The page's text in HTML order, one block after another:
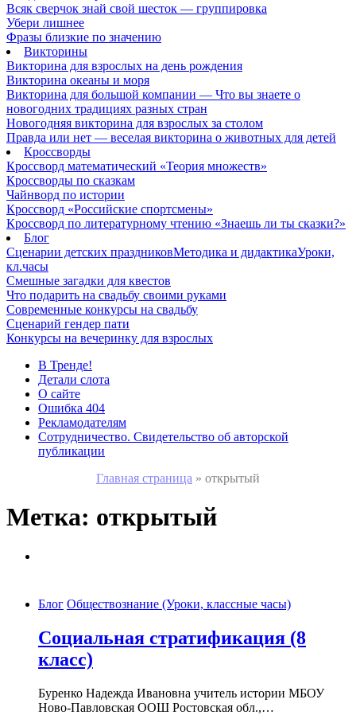
Всяк сверчок знай свой шесток — группировка
Убери лишнее
Фразы близкие по значению
Викторины
Викторина для взрослых на день рождения
Викторина океаны и моря
Викторина для большой компании — Что вы знаете о
новогодних традициях разных стран
Новогодняя викторина для взрослых за столом
Правда или нет — веселая викторина о животных для детей
Кроссворды
Кроссворд математический «Теория множеств»
Кроссворды по сказкам
Чайнворд по истории
Кроссворд «Российские спортсмены»
Кроссворд по литературному чтению «Знаешь ли ты сказки?»
Блог
Сценарии детских праздниковМетодика и дидактикаУроки,
кл.часы
Смешные загадки для квестов
Что подарить на свадьбу своими руками
Современные конкурсы на свадьбу
Сценарий гендер пати
Конкурсы на вечеринку для взрослых
В Тренде!
Детали слота
О сайте
Ошибка 404
Рекламодателям
Сотрудничество. Свидетельство об авторской
публикации
Главная страница » открытый
Метка: открытый
Блог Обществознание (Уроки, классные часы)
Социальная стратификация (8
класс)
Буренко Надежда Ивановна учитель истории МБОУ
Ново-Павловская ООШ Ростовская обл.,…